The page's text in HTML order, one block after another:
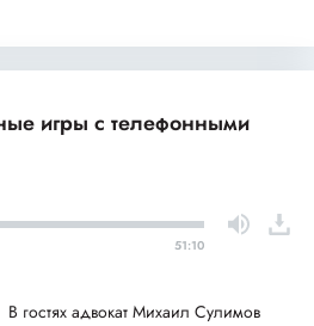
игры с телефонными
51:10
В гостях адвокат Михаил Сулимов